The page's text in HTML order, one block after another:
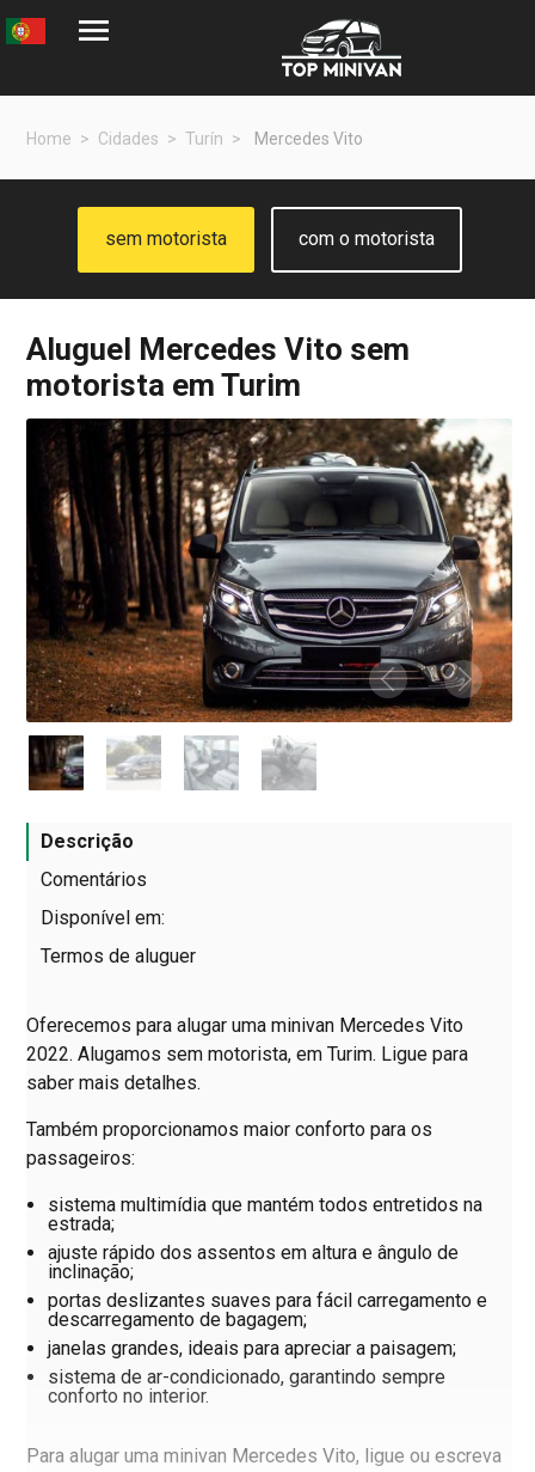
Home Cidades Turín Mercedes Vito
sem motorista com o motorista
Aluguel Mercedes Vito sem
motorista em Turim
Descrição
Comentários
Disponível em:
Termos de aluguer
Oferecemos para alugar uma minivan Mercedes Vito
2022. Alugamos sem motorista, em Turim. Ligue para
saber mais detalhes.
Também proporcionamos maior conforto para os
passageiros:
sistema multimídia que mantém todos entretidos na
estrada;
ajuste rápido dos assentos em altura e ângulo de
inclinação;
portas deslizantes suaves para fácil carregamento e
descarregamento de bagagem;
janelas grandes, ideais para apreciar a paisagem;
sistema de ar-condicionado, garantindo sempre
conforto no interior.
Para alugar uma minivan Mercedes Vito, ligue ou escreva